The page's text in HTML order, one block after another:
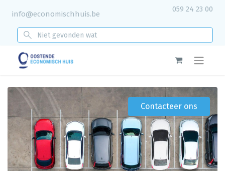
info@economischhuis.be
059 24 23 00
Contacteer ons